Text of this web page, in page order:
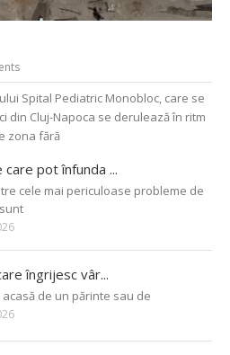
Spital Pediatric Monobloc, care se
din Cluj-Napoca se derulează în ritm
zona fără
care pot înfunda ...
cele mai periculoase probleme de
îngrijesc vâr...
acasă de un părinte sau de